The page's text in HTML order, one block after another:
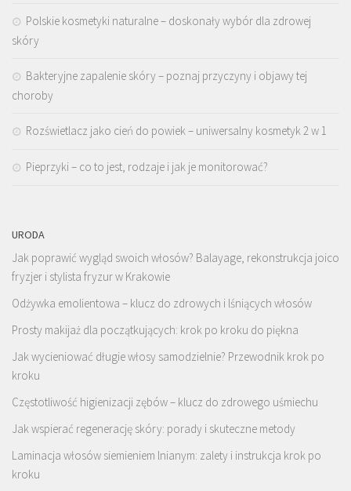
Polskie kosmetyki naturalne – doskonały wybór dla zdrowej
skóry
Bakteryjne zapalenie skóry – poznaj przyczyny i objawy tej
choroby
Rozświetlacz jako cień do powiek – uniwersalny kosmetyk 2 w 1
Pieprzyki – co to jest, rodzaje i jak je monitorować?
URODA
Jak poprawić wygląd swoich włosów? Balayage, rekonstrukcja joico
fryzjer i stylista fryzur w Krakowie
Odżywka emolientowa – klucz do zdrowych i lśniących włosów
Prosty makijaż dla początkujących: krok po kroku do piękna
Jak wycieniować długie włosy samodzielnie? Przewodnik krok po
kroku
Częstotliwość higienizacji zębów – klucz do zdrowego uśmiechu
Jak wspierać regenerację skóry: porady i skuteczne metody
Laminacja włosów siemieniem lnianym: zalety i instrukcja krok po
kroku